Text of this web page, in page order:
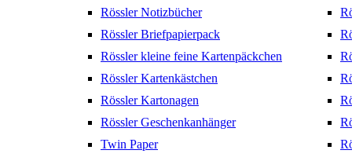
Rössler Notizbücher
Rössler Briefpapierpack
Rössler kleine feine Kartenpäckchen
Rössler Kartenkästchen
Rössler Kartonagen
Rössler Geschenkanhänger
Twin Paper